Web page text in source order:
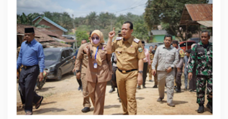
a
m
b
a
n
g
B
a
y
u
S
u